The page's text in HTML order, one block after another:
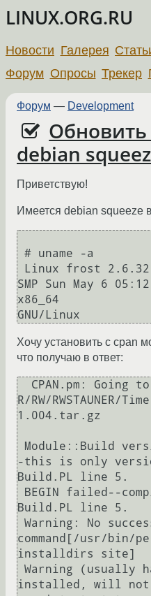
LINUX.ORG.RU
Новости Галерея
Форум Опросы Трекер
Форум — Development
debian
Приветствую!
Имеется debian squeeze
SMP Sun May 6
x86_64
Хочу установить с cpan
что получаю в ответ:
R/RW/RWSTAUNER/
1.004.tar.gz
-this is only
Build.PL line 5.
Build.PL line 5.
command[/usr/bin/
installdirs site]
installed, will not